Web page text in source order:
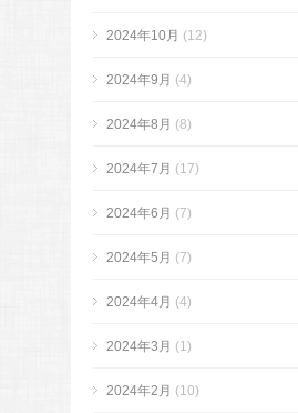
2024年10月 (12)
2024年9月 (4)
2024年8月 (8)
2024年7月 (17)
2024年6月 (7)
2024年5月 (7)
2024年4月 (4)
2024年3月 (1)
2024年2月 (10)